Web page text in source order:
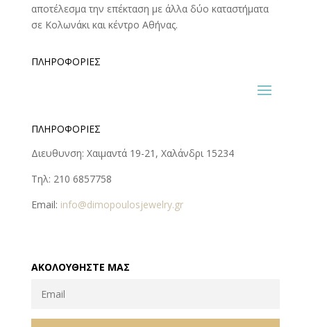
αποτέλεσμα την επέκταση με άλλα δύο καταστήματα
σε Κολωνάκι και κέντρο Αθήνας.
ΠΛΗΡΟΦΟΡΊΕΣ
ΠΛΗΡΟΦΟΡΊΕΣ
Διευθυνση: Χαιμαντά 19-21, Χαλάνδρι 15234
Τηλ: 210 6857758
Email: info@dimopoulosjewelry.gr
ΑΚΟΛΟΥΘΉΣΤΕ ΜΑΣ